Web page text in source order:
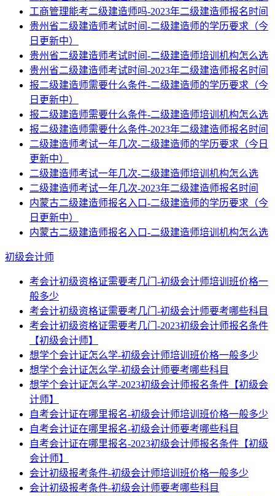
工商管理能考二级建造师吗-2023年二级建造师报名时间
贵州省二级建造师考试时间-二级建造师的学历要求（今
日更新中）
贵州省二级建造师考试时间-二级建造师培训机构怎么选
贵州省二级建造师考试时间-2023年二级建造师报名时间
报二级建造师需要什么条件-二级建造师的学历要求（今
日更新中）
报二级建造师需要什么条件-二级建造师培训机构怎么选
报二级建造师需要什么条件-2023年二级建造师报名时间
二级建造师考试一年几次-二级建造师的学历要求（今日
更新中）
二级建造师考试一年几次-二级建造师培训机构怎么选
二级建造师考试一年几次-2023年二级建造师报名时间
内蒙古二级建造师报名入口-二级建造师的学历要求（今
日更新中）
内蒙古二级建造师报名入口-二级建造师培训机构怎么选
初级会计师
考会计初级资格证需要考几门-初级会计师培训班价格一
般多少
考会计初级资格证需要考几门-初级会计师要考哪些科目
考会计初级资格证需要考几门-2023初级会计师报名条件
【初级会计师】
想学个会计证怎么学-初级会计师培训班价格一般多少
想学个会计证怎么学-初级会计师要考哪些科目
想学个会计证怎么学-2023初级会计师报名条件【初级会
计师】
自考会计证在哪里报名-初级会计师培训班价格一般多少
自考会计证在哪里报名-初级会计师要考哪些科目
自考会计证在哪里报名-2023初级会计师报名条件【初级
会计师】
会计初级报考条件-初级会计师培训班价格一般多少
会计初级报考条件-初级会计师要考哪些科目